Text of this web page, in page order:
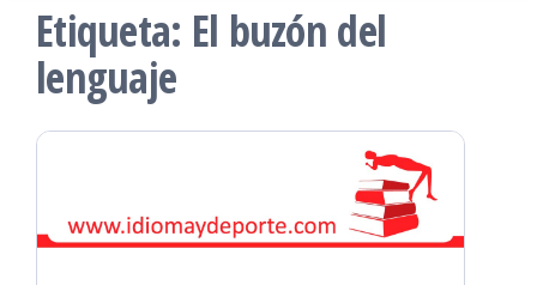
Etiqueta: El buzón del
lenguaje